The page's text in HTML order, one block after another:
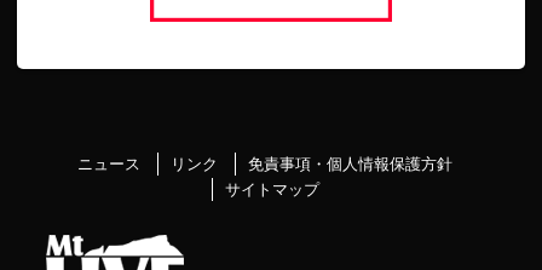
ニュース リンク
免責事項・個人情報保護方針
サイトマップ